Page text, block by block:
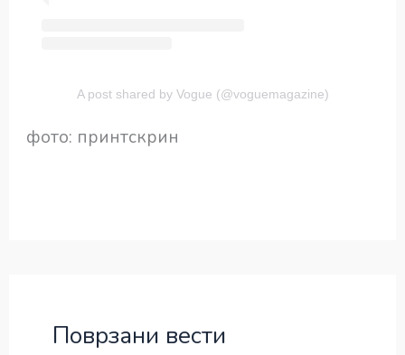
A post shared by Vogue (@voguemagazine)
фото: принтскрин
Поврзани вести